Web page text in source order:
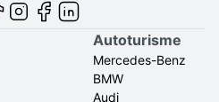
Autoturisme
Mercedes-Benz
BMW
Audi